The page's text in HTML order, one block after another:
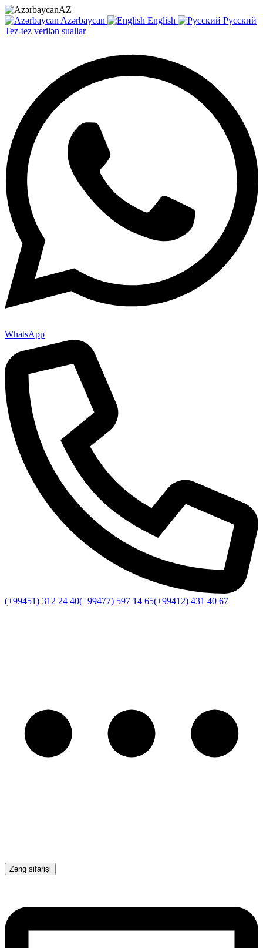
AZ
Azərbaycan
English
Русский
Tez-tez verilən suallar
WhatsApp
(+99451) 312 24 40(+99477) 597 14 65(+99412) 431 40 67
Zəng sifarişi